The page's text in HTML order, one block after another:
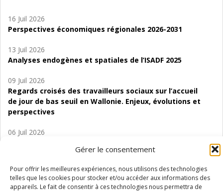
Gérer le consentement
Pour offrir les meilleures expériences, nous utilisons des technologies
telles que les cookies pour stocker et/ou accéder aux informations des
appareils. Le fait de consentir à ces technologies nous permettra de
16 Juil 2026
Perspectives économiques régionales 2026-2031
13 Juil 2026
Analyses endogènes et spatiales de l’ISADF 2025
09 Juil 2026
Regards croisés des travailleurs sociaux sur l’accueil
de jour de bas seuil en Wallonie. Enjeux, évolutions et
perspectives
06 Juil 2026
d’accompagnement à l’autocréation d’emploi (SAACE)
01 Juil 2026
Pénurie du personnel infirmier :quels indicateurs